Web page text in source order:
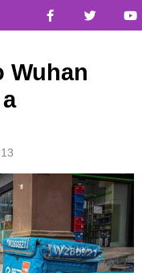
Wuhan